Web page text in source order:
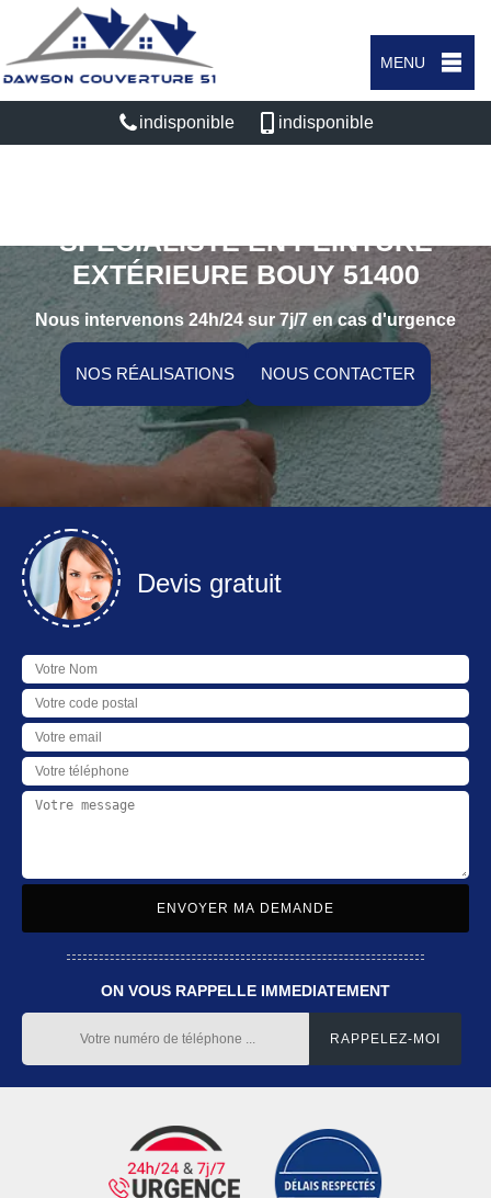
MENU
indisponible indisponible
SPÉCIALISTE EN PEINTURE
EXTÉRIEURE BOUY 51400
Nous intervenons 24h/24 sur 7j/7 en cas d'urgence
NOS RÉALISATIONS NOUS CONTACTER
Devis gratuit
ON VOUS RAPPELLE IMMEDIATEMENT